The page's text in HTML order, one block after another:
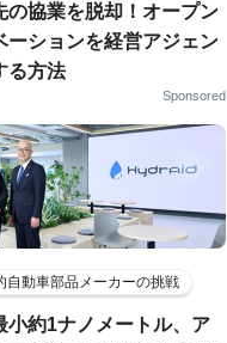
の協業を脱却！オープン
ーションを経営アジェン
る方法
Sponsored
自動車部品メーカーの挑戦
小約1ナノメートル、ア